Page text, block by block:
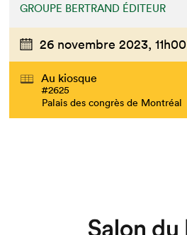
GROUPE BERTRAND ÉDITEUR
26 novembre 2023, 11h00
Au kiosque
#2625
Palais des congrès de Montréal